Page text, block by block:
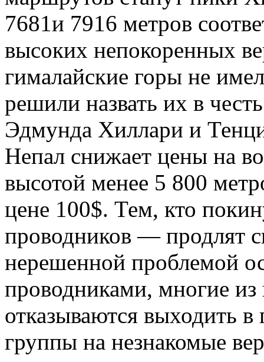
7681и 7916 метров
высоких непокоренных
гималайские горы не
решили назвать их в
Эдмунда Хиллари и
Непал снижает цены на
высотой менее 5 800
цене 100$. Тем, кто
проводников — продлят
нерешенной проблемой
проводниками, многие
отказываются выходить
группы на незнакомые